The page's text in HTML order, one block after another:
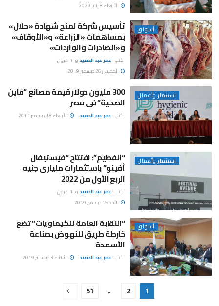
الأربعاء 8 يناير 2020
أسواق تأسيس شركة لمنح شهادة «حلال»
بمساهمات «الزراعة» و«الأوقاف»
و«الصادرات والواردات»
كتب : عمر عبد الحميدو 1 اخرون
الخميس 26 ديسمبر 2019
استثمار وأعمال 300 مليون دولار قيمة مصانع “فاين
الصحية” فى مصر
كتب : عمر عبد الحميد الأربعاء 18 ديسمبر 2019
استثمار وأعمال “الفطيم”: افتتاح “فيستيفال
أفينو” باستثمارات مليارى جنيه
الربع الأول من 2022
كتب : عمر عبد الحميدو 1 اخرون
الأحد 15 ديسمبر 2019
أسواق “النقابة العامة للكيماويات” تضع
خارطة طريق للنهوض بصناعة
الأسمدة
كتب : عمر عبد الحميد الثلاثاء 3 ديسمبر 2019
1
2
…
51